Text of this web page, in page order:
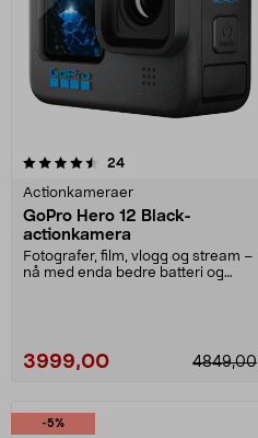
24anmeldelser
Actionkameraer
GoPro Hero 12 Black-
actionkamera
Fotografer, film, vlogg og stream –
nå med enda bedre batteri og
3999,00 4849,00
-5%